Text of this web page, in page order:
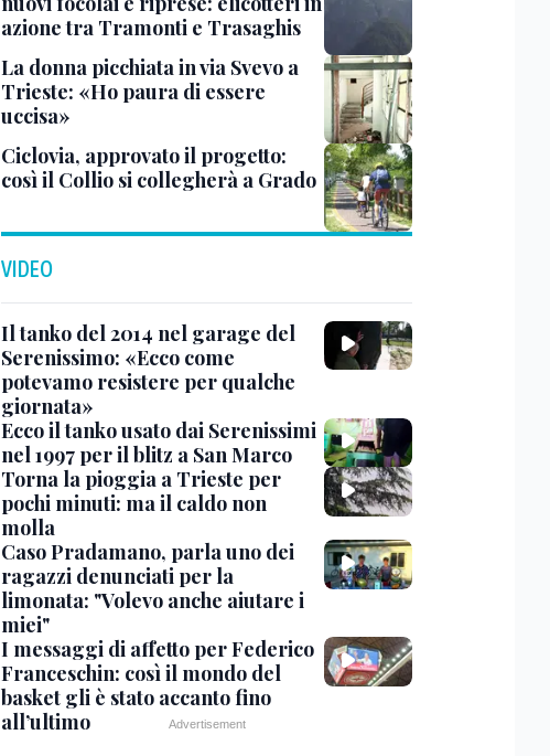
azione tra Tramonti e Trasaghis
La donna picchiata in via Svevo a
Trieste: «Ho paura di essere
uccisa»
Ciclovia, approvato il progetto:
così il Collio si collegherà a Grado
VIDEO
Il tanko del 2014 nel garage del
Serenissimo: «Ecco come
potevamo resistere per qualche
giornata»
Ecco il tanko usato dai Serenissimi
nel 1997 per il blitz a San Marco
Torna la pioggia a Trieste per
pochi minuti: ma il caldo non
molla
Caso Pradamano, parla uno dei
ragazzi denunciati per la
limonata: "Volevo anche aiutare i
miei"
I messaggi di affetto per Federico
Franceschin: così il mondo del
basket gli è stato accanto fino
all’ultimo